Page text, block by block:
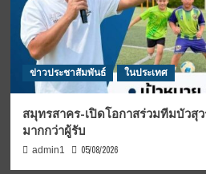
ข่าวประชาสัมพันธ์ ในประเทศ
สมุทรสาคร-เปิดโอกาสร่วมทีมบัวสุ
มากกว่าผู้รับ
admin1 05/08/2026